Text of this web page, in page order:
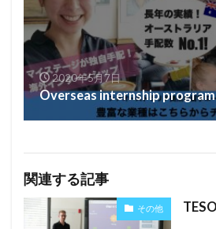
2020年5月7日
Overseas internship program
関連する記事
その他